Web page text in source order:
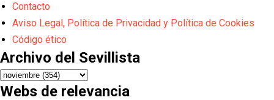
Contacto
Aviso Legal, Política de Privacidad y Política de Cookies
Código ético
Archivo del Sevillista
Webs de relevancia